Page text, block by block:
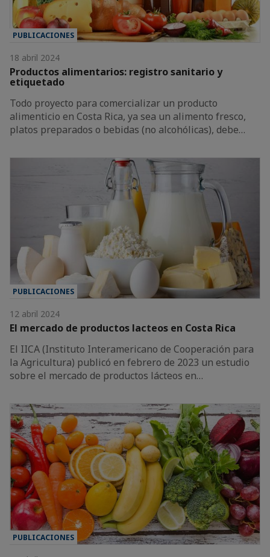
PUBLICACIONES
18 abril 2024
Productos alimentarios: registro sanitario y
etiquetado
Todo proyecto para comercializar un producto
alimenticio en Costa Rica, ya sea un alimento fresco,
platos preparados o bebidas (no alcohólicas), debe…
PUBLICACIONES
12 abril 2024
El mercado de productos lacteos en Costa Rica
El IICA (Instituto Interamericano de Cooperación para
la Agricultura) publicó en febrero de 2023 un estudio
sobre el mercado de productos lácteos en…
PUBLICACIONES